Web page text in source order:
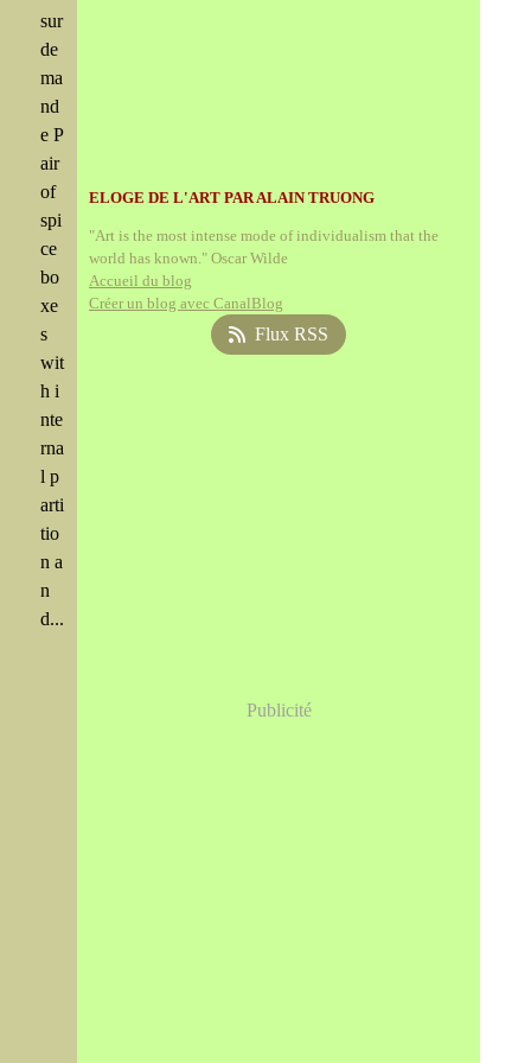
sur
de
ma
nd
e P
air
of
spi
ce
bo
xe
s
wit
h i
nte
rna
l p
arti
tio
n a
n
d...
ELOGE DE L'ART PAR ALAIN TRUONG
"Art is the most intense mode of individualism that the
world has known." Oscar Wilde
Accueil du blog
Créer un blog avec CanalBlog
Flux RSS
Publicité